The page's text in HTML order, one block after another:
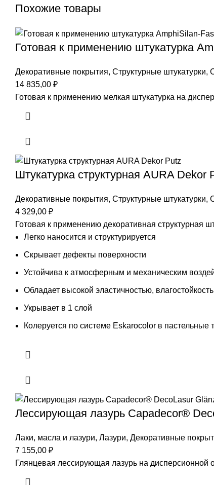
Похожие товары
Готовая к применению штукатурка
Декоративные покрытия, Структурные штукатурки,
14 835,00 ₽
Готовая к применению мелкая штукатурка на
Штукатурка структурная AURA Dekor
Декоративные покрытия, Структурные штукатурки,
4 329,00 ₽
Готовая к применению декоративная структурная
Легко наносится и структурируется
Скрывает дефекты поверхности
Устойчива к атмосферным и механическим
Обладает высокой эластичностью,
Укрывает в 1 слой
Колеруется по системе Eskarocolor в пастельные
Лессирующая лазурь Capadecor®
Лаки, масла и лазури, Лазури, Декоративные
7 155,00 ₽
Глянцевая лессирующая лазурь на дисперсионной